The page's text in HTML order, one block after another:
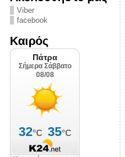
Viber
facebook
Καιρός
Ιουλίου 2026